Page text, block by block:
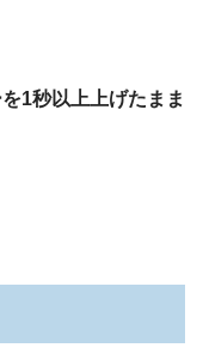
1秒以上上げたまま